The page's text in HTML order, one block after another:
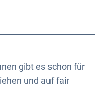
gibt es schon für
und auf fair